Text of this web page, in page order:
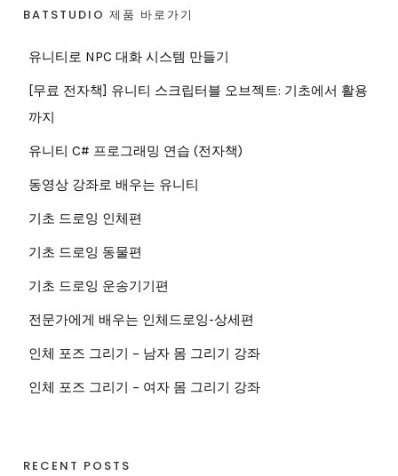
BATSTUDIO 제품 바로가기
유니티로 NPC 대화 시스템 만들기
[무료 전자책] 유니티 스크립터블 오브젝트: 기초에서 활용
까지
유니티 C# 프로그래밍 연습 (전자책)
동영상 강좌로 배우는 유니티
기초 드로잉 인체편
기초 드로잉 동물편
기초 드로잉 운송기기편
전문가에게 배우는 인체드로잉-상세편
인체 포즈 그리기 – 남자 몸 그리기 강좌
인체 포즈 그리기 – 여자 몸 그리기 강좌
RECENT POSTS